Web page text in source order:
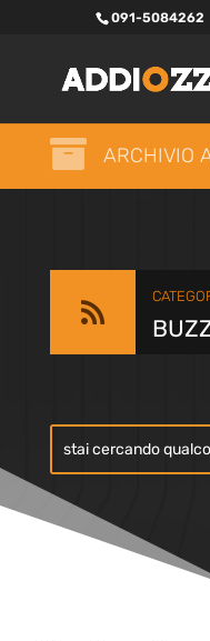
091-5084262
 ARCHIVIO
